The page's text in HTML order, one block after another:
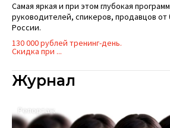
Самая яркая и при этом глубокая
руководителей, спикеров, продавцов от
России.
130 000 рублей тренинг-день.
Скидка при ...
Журнал
Репортаж